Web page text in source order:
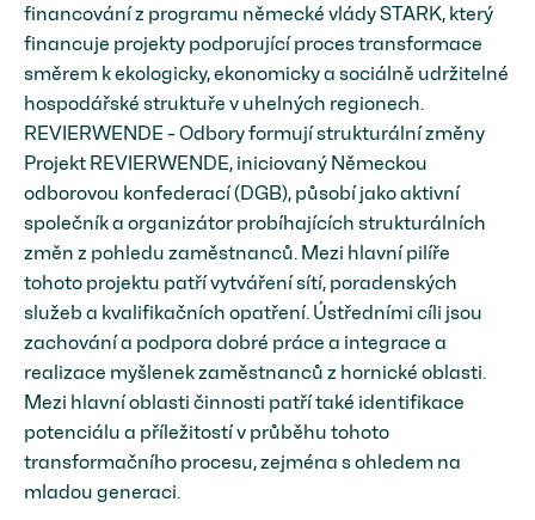
financování z programu německé vlády STARK, který
financuje projekty podporující proces transformace
směrem k ekologicky, ekonomicky a sociálně udržitelné
hospodářské struktuře v uhelných regionech.
REVIERWENDE - Odbory formují strukturální změny
Projekt REVIERWENDE, iniciovaný Německou
odborovou konfederací (DGB), působí jako aktivní
společník a organizátor probíhajících strukturálních
změn z pohledu zaměstnanců. Mezi hlavní pilíře
tohoto projektu patří vytváření sítí, poradenských
služeb a kvalifikačních opatření. Ústředními cíli jsou
zachování a podpora dobré práce a integrace a
realizace myšlenek zaměstnanců z hornické oblasti.
Mezi hlavní oblasti činnosti patří také identifikace
potenciálu a příležitostí v průběhu tohoto
transformačního procesu, zejména s ohledem na
mladou generaci.